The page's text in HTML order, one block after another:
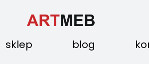
sklep blog